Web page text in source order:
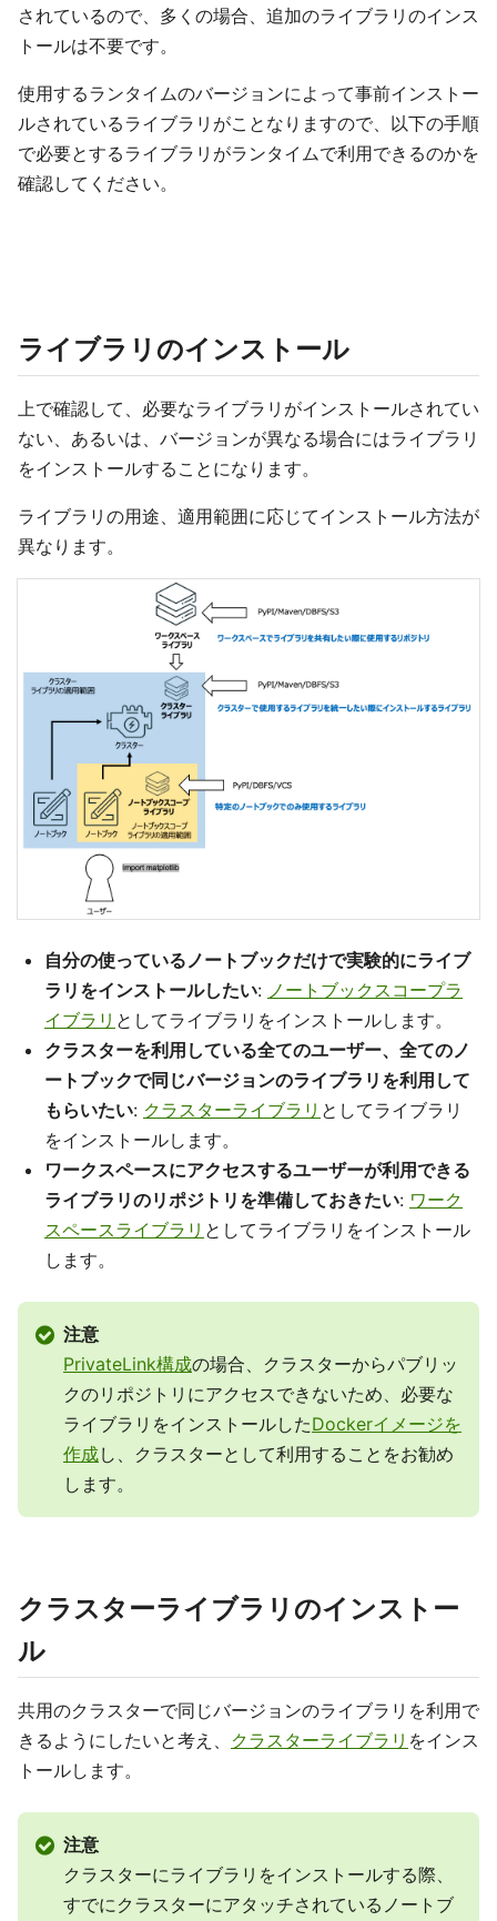
されているので、多くの場合、追加のライブラリのインス
トールは不要です。
使用するランタイムのバージョンによって事前インストー
ルされているライブラリがことなりますので、以下の手順
で必要とするライブラリがランタイムで利用できるのかを
確認してください。
ライブラリのインストール
上で確認して、必要なライブラリがインストールされてい
ない、あるいは、バージョンが異なる場合にはライブラリ
をインストールすることになります。
ライブラリの用途、適用範囲に応じてインストール方法が
異なります。
自分の使っているノートブックだけで実験的にライブ
ラリをインストールしたい: ノートブックスコープラ
イブラリ としてライブラリをインストールします。
クラスターを利用している全てのユーザー、全てのノ
ートブックで同じバージョンのライブラリを利用して
もらいたい: クラスターライブラリ としてライブラリ
をインストールします。
ワークスペースにアクセスするユーザーが利用できる
ライブラリのリポジトリを準備しておきたい: ワーク
スペースライブラリ としてライブラリをインストール
します。
注意
PrivateLink構成の場合、クラスターからパブリッ
クのリポジトリにアクセスできないため、必要な
ライブラリをインストールしたDockerイメージを
作成し、クラスターとして利用することをお勧め
します。
クラスターライブラリのインストー
ル
共用のクラスターで同じバージョンのライブラリを利用で
きるようにしたいと考え、 クラスターライブラリ をインス
トールします。
注意
クラスターにライブラリをインストールする際、
すでにクラスターにアタッチされているノートブ